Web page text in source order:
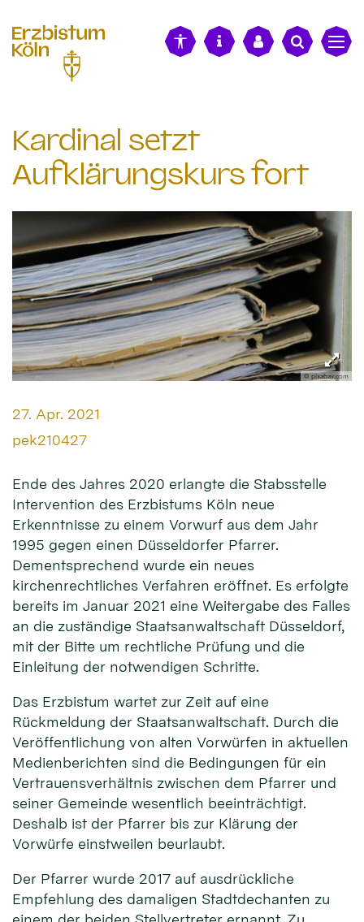
Kardinal setzt
Aufklärungskurs fort
© pixabay.com
Datum:
27. Apr. 2021
Von:
pek210427
Ende des Jahres 2020 erlangte die Stabsstelle
Intervention des Erzbistums Köln neue
Erkenntnisse zu einem Vorwurf aus dem Jahr
1995 gegen einen Düsseldorfer Pfarrer.
Dementsprechend wurde ein neues
kirchenrechtliches Verfahren eröffnet. Es erfolgte
bereits im Januar 2021 eine Weitergabe des Falles
an die zuständige Staatsanwaltschaft Düsseldorf,
mit der Bitte um rechtliche Prüfung und die
Einleitung der notwendigen Schritte.
Das Erzbistum wartet zur Zeit auf eine
Rückmeldung der Staatsanwaltschaft. Durch die
Veröffentlichung von alten Vorwürfen in aktuellen
Medienberichten sind die Bedingungen für ein
Vertrauensverhältnis zwischen dem Pfarrer und
seiner Gemeinde wesentlich beeinträchtigt.
Deshalb ist der Pfarrer bis zur Klärung der
Vorwürfe einstweilen beurlaubt.
Der Pfarrer wurde 2017 auf ausdrückliche
Empfehlung des damaligen Stadtdechanten zu